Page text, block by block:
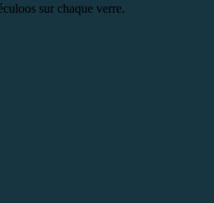
sur chaque verre.